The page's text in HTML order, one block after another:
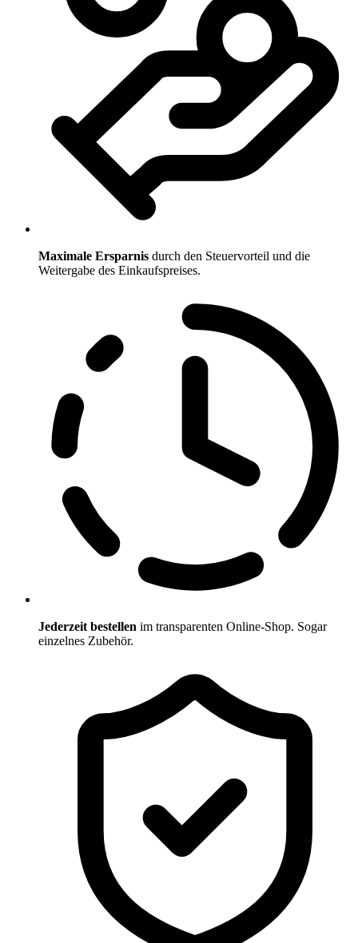
Maximale Ersparnis durch den Steuervorteil und die
Weitergabe des Einkaufspreises.
Jederzeit bestellen im transparenten Online-Shop. Sogar
einzelnes Zubehör.